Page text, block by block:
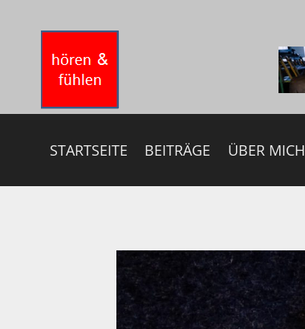
springen
STARTSEITE BEITRÄGE ÜBER MICH